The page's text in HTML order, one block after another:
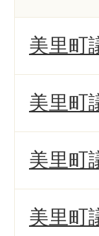
美里町
美里町
美里町
美里町